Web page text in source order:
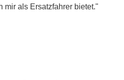
mir als Ersatzfahrer bietet."